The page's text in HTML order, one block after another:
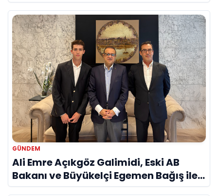
Savunma Sanayinde Küresel Vizyon
Vurgusu
GÜNDEM
Ali Emre Açıkgöz Galimidi, Eski AB
Bakanı ve Büyükelçi Egemen Bağış ile
Bir Araya Geldi